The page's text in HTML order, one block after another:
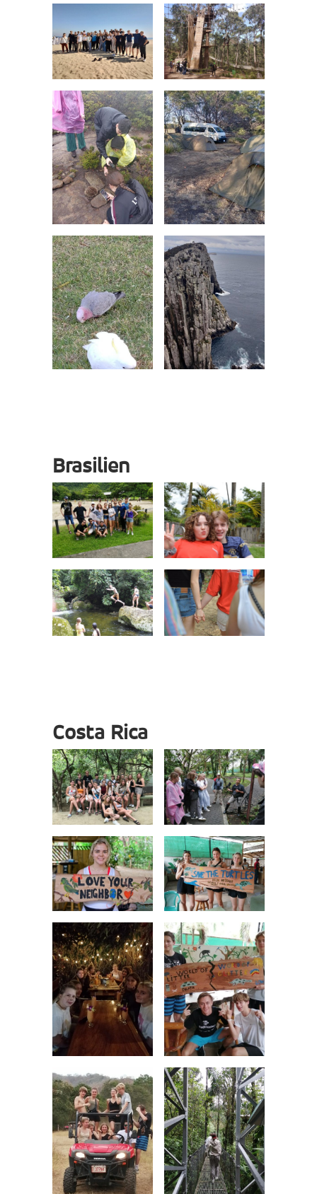
Brasilien
Costa Rica